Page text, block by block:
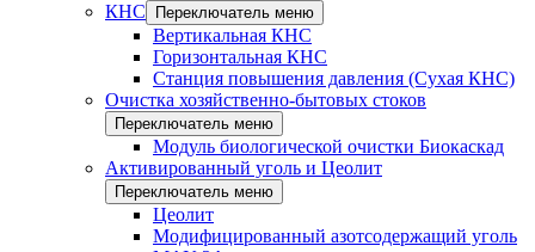
КНС
Переключатель меню
Вертикальная КНС
Горизонтальная КНС
Станция повышения давления (Сухая КНС)
Очистка хозяйственно-бытовых стоков
Переключатель меню
Модуль биологической очистки Биокаскад
Активированный уголь и Цеолит
Переключатель меню
Цеолит
Модифицированный азотсодержащий уголь